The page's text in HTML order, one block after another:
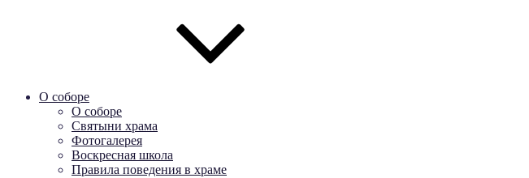
О соборе
О соборе
Святыни храма
Фотогалерея
Воскресная школа
Правила поведения в храме